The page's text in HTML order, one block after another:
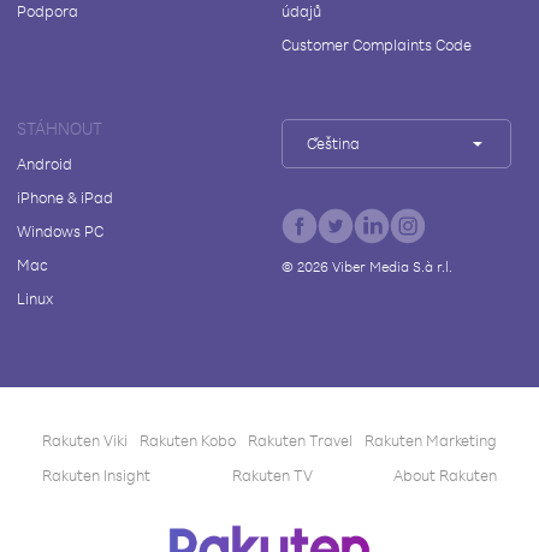
Podpora
údajů
Customer Complaints Code
STÁHNOUT
Android
iPhone & iPad
Windows PC
Mac
Linux
Čeština
© 2026Viber Media S.à r.l.
Rakuten Viki Rakuten Kobo Rakuten Travel
Rakuten Marketing
Rakuten Insight
Rakuten TV About Rakuten